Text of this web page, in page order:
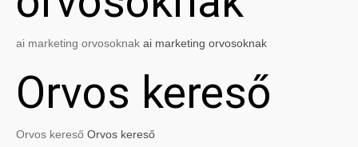
ai marketing orvosoknak ai marketing orvosoknak
Orvos kereső
Orvos kereső Orvos kereső